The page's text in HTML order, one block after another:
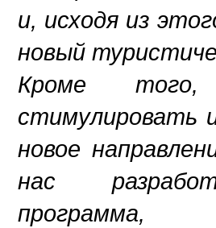
и, исходя из
новый
Кроме
стимулировать
новое
нас
программа,